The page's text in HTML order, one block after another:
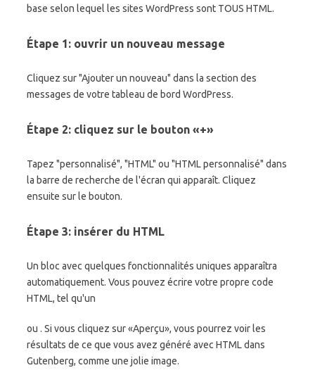
base selon lequel les sites WordPress sont TOUS HTML.
Étape 1: ouvrir un nouveau message
Cliquez sur "Ajouter un nouveau" dans la section des
messages de votre tableau de bord WordPress.
Étape 2: cliquez sur le bouton «+»
Tapez "personnalisé", "HTML" ou "HTML personnalisé" dans
la barre de recherche de l'écran qui apparaît. Cliquez
ensuite sur le bouton.
Étape 3: insérer du HTML
Un bloc avec quelques fonctionnalités uniques apparaîtra
automatiquement. Vous pouvez écrire votre propre code
HTML, tel qu'un
ou . Si vous cliquez sur «Aperçu», vous pourrez voir les
résultats de ce que vous avez généré avec HTML dans
Gutenberg, comme une jolie image.